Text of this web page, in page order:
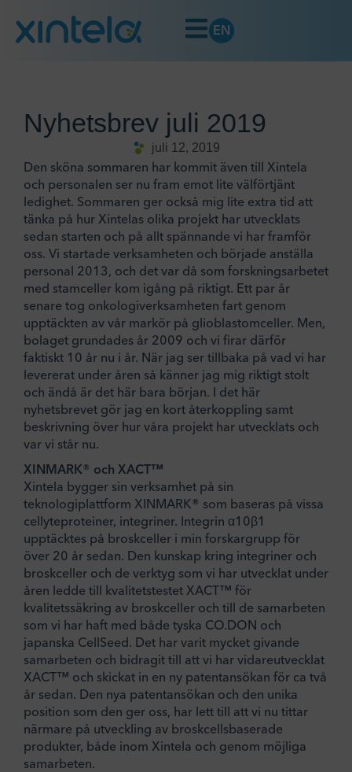
EN
Nyhetsbrev juli 2019
juli 12, 2019
Den sköna sommaren har kommit även till Xintela
och personalen ser nu fram emot lite välförtjänt
ledighet. Sommaren ger också mig lite extra tid att
tänka på hur Xintelas olika projekt har utvecklats
sedan starten och på allt spännande vi har framför
oss. Vi startade verksamheten och började anställa
personal 2013, och det var då som forskningsarbetet
med stamceller kom igång på riktigt. Ett par år
senare tog onkologiverksamheten fart genom
upptäckten av vår markör på glioblastomceller. Men,
bolaget grundades år 2009 och vi firar därför
faktiskt 10 år nu i år. När jag ser tillbaka på vad vi har
levererat under åren så känner jag mig riktigt stolt
och ändå är det här bara början. I det här
nyhetsbrevet gör jag en kort återkoppling samt
beskrivning över hur våra projekt har utvecklats och
var vi står nu.
XINMARK® och XACT™
Xintela bygger sin verksamhet på sin
teknologiplattform XINMARK® som baseras på vissa
cellyteproteiner, integriner. Integrin α10β1
upptäcktes på broskceller i min forskargrupp för
över 20 år sedan. Den kunskap kring integriner och
broskceller och de verktyg som vi har utvecklat under
åren ledde till kvalitetstestet XACT™ för
kvalitetssäkring av broskceller och till de samarbeten
som vi har haft med både tyska CO.DON och
japanska CellSeed. Det har varit mycket givande
samarbeten och bidragit till att vi har vidareutvecklat
XACT™ och skickat in en ny patentansökan för ca två
år sedan. Den nya patentansökan och den unika
position som den ger oss, har lett till att vi nu tittar
närmare på utveckling av broskcellsbaserade
produkter, både inom Xintela och genom möjliga
samarbeten.